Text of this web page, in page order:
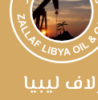
ليبيا